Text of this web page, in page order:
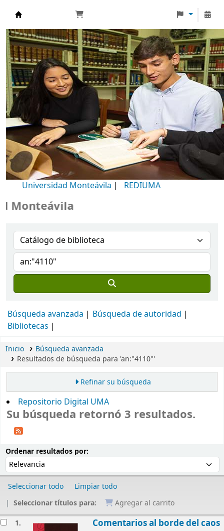
Biblioteca Universidad Monteávila
Universidad Monteávila | REDIUMA
Búsqueda avanzada
Búsqueda de autoridad
Bibliotecas
Inicio
Búsqueda avanzada
Resultados de búsqueda para 'an:"4110"'
Refinar su búsqueda
Repositorio Digital UMA
Su búsqueda retornó 3 resultados.
Ordenar resultados por:
Seleccionar todo
Limpiar todo
Seleccionar títulos para:
Agregar al carrito
1. Comentarios al borde del caos